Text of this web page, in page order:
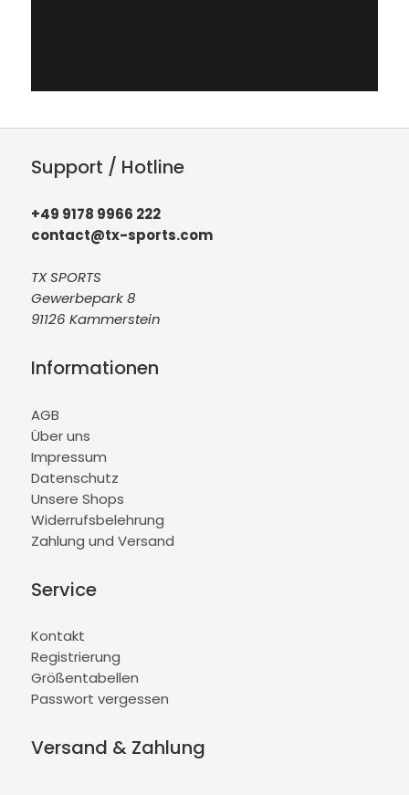
Support / Hotline
+49 9178 9966 222
contact@tx-sports.com
TX SPORTS
Gewerbepark 8
91126 Kammerstein
Informationen
AGB
Über uns
Impressum
Datenschutz
Unsere Shops
Widerrufsbelehrung
Zahlung und Versand
Service
Kontakt
Registrierung
Größentabellen
Passwort vergessen
Versand & Zahlung